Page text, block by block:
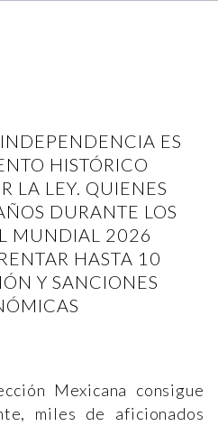
ES
HISTÓRICO
LA LEY. QUIENES
DURANTE LOS
MUNDIAL 2026
HASTA 10
Y SANCIONES
Mexicana consigue
miles de aficionados